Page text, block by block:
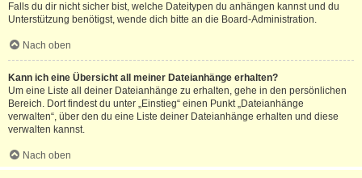
Falls du dir nicht sicher bist, welche Dateitypen du anhängen kannst und du
Unterstützung benötigst, wende dich bitte an die Board-Administration.
Nach oben
Kann ich eine Übersicht all meiner Dateianhänge erhalten?
Um eine Liste all deiner Dateianhänge zu erhalten, gehe in den persönlichen
Bereich. Dort findest du unter „Einstieg“ einen Punkt „Dateianhänge
verwalten“, über den du eine Liste deiner Dateianhänge erhalten und diese
verwalten kannst.
Nach oben